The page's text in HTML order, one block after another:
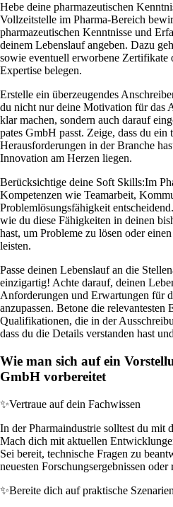
Hebe deine pharmazeutischen
Vollzeitstelle im Pharma-Bereich
pharmazeutischen Kenntnisse und
deinem Lebenslauf angeben. Dazu
sowie eventuell erworbene Zertifikate
Expertise belegen.
Erstelle ein überzeugendes
du nicht nur deine Motivation für das
klar machen, sondern auch darauf
pates GmbH passt. Zeige, dass du ein
Herausforderungen in der Branche
Innovation am Herzen liegen.
Berücksichtige deine Soft Skills:Im
Kompetenzen wie Teamarbeit,
Problemlösungsfähigkeit
wie du diese Fähigkeiten in deinen
hast, um Probleme zu lösen oder
leisten.
Passe deinen Lebenslauf an die
einzigartig! Achte darauf, deinen
Anforderungen und Erwartungen für
anzupassen. Betone die relevantesten
Qualifikationen, die in der
dass du die Details verstanden hast
Wie man sich auf ein
GmbH vorbereitet
✨Vertraue auf dein Fachwissen
In der Pharmaindustrie solltest du mit
Mach dich mit aktuellen
Sei bereit, technische Fragen zu
neuesten Forschungsergebnissen
✨Bereite dich auf praktische